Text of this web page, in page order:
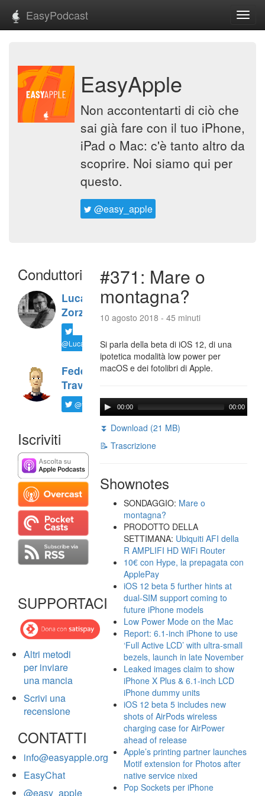
EasyPodcast
EasyApple
Non accontentarti di ciò che
sai già fare con il tuo iPhone,
iPad o Mac: c'è tanto altro da
scoprire. Noi siamo qui per
questo.
@easy_apple
Conduttori
Luca
Zorzi
@LucaTNT
Federico
Travaini
@ftrava
Iscriviti
SUPPORTACI
Altri metodi
per inviare
una mancia
Scrivi una
recensione
CONTATTI
info@easyapple.org
EasyChat
@easy_apple
#371: Mare o
montagna?
10 agosto 2018 - 45 minuti
Si parla della beta di iOS 12, di una
ipotetica modalità low power per
macOS e dei fotolibri di Apple.
00:00 00:00
⏬ Download (21 MB)
📝 Trascrizione
Shownotes
SONDAGGIO: Mare o
montagna?
PRODOTTO DELLA
SETTIMANA: Ubiquiti AFI della
R AMPLIFI HD WiFi Router
10€ con Hype, la prepagata con
ApplePay
iOS 12 beta 5 further hints at
dual-SIM support coming to
future iPhone models
Low Power Mode on the Mac
Report: 6.1-inch iPhone to use
‘Full Active LCD’ with ultra-small
bezels, launch in late November
Leaked images claim to show
iPhone X Plus & 6.1-inch LCD
iPhone dummy units
iOS 12 beta 5 includes new
shots of AirPods wireless
charging case for AirPower
ahead of release
Apple’s printing partner launches
Motif extension for Photos after
native service nixed
Pop Sockets per iPhone